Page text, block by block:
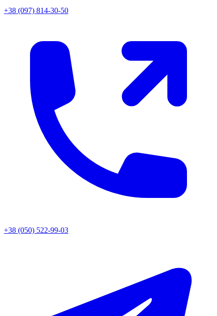
+38 (097) 814-30-50
+38 (050) 522-99-03